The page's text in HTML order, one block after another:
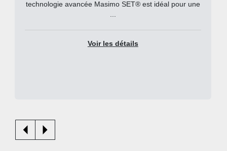
technologie avancée Masimo SET® est idéal pour une
...
Voir les détails